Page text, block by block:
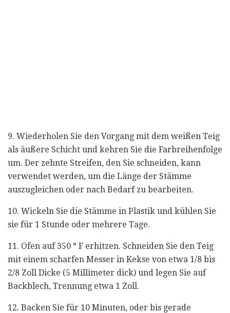
9. Wiederholen Sie den Vorgang mit dem weißen Teig
als äußere Schicht und kehren Sie die Farbreihenfolge
um. Der zehnte Streifen, den Sie schneiden, kann
verwendet werden, um die Länge der Stämme
auszugleichen oder nach Bedarf zu bearbeiten.
10. Wickeln Sie die Stämme in Plastik und kühlen Sie
sie für 1 Stunde oder mehrere Tage.
11. Ofen auf 350 ° F erhitzen. Schneiden Sie den Teig
mit einem scharfen Messer in Kekse von etwa 1/8 bis
2/8 Zoll Dicke (5 Millimeter dick) und legen Sie auf
Backblech, Trennung etwa 1 Zoll.
12. Backen Sie für 10 Minuten, oder bis gerade